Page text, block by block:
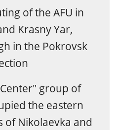
of the AFU in
Krasny Yar,
in the Pokrovsk
group of
the eastern
of Nikolaevka and